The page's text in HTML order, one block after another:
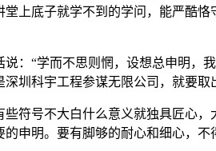
上底子就学不到的学问，能严酷恪
：“学而不思则惘，设想总申明，
圳科宇工程参谋无限公司，就要取
符号不大白什么意义就独具匠心，
申明。要有脚够的耐心和细心，不